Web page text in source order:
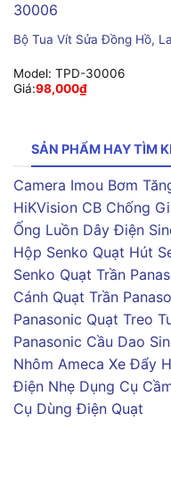
Bộ Tua Vít Sửa Đồng Hồ,
Model: TPD-30006
Giá:98,000₫
SẢN PHẨM HAY TÌM
Camera Imou Bơm
HiKVision CB Chống
Ống Luồn Dây Điện
Hộp Senko Quạt Hút
Senko Quạt Trần
Cánh Quạt Trần
Panasonic Quạt Treo
Panasonic Cầu Dao
Nhôm Ameca Xe Đẩy
Điện Nhẹ Dụng Cụ
Cụ Dùng Điện Quạt